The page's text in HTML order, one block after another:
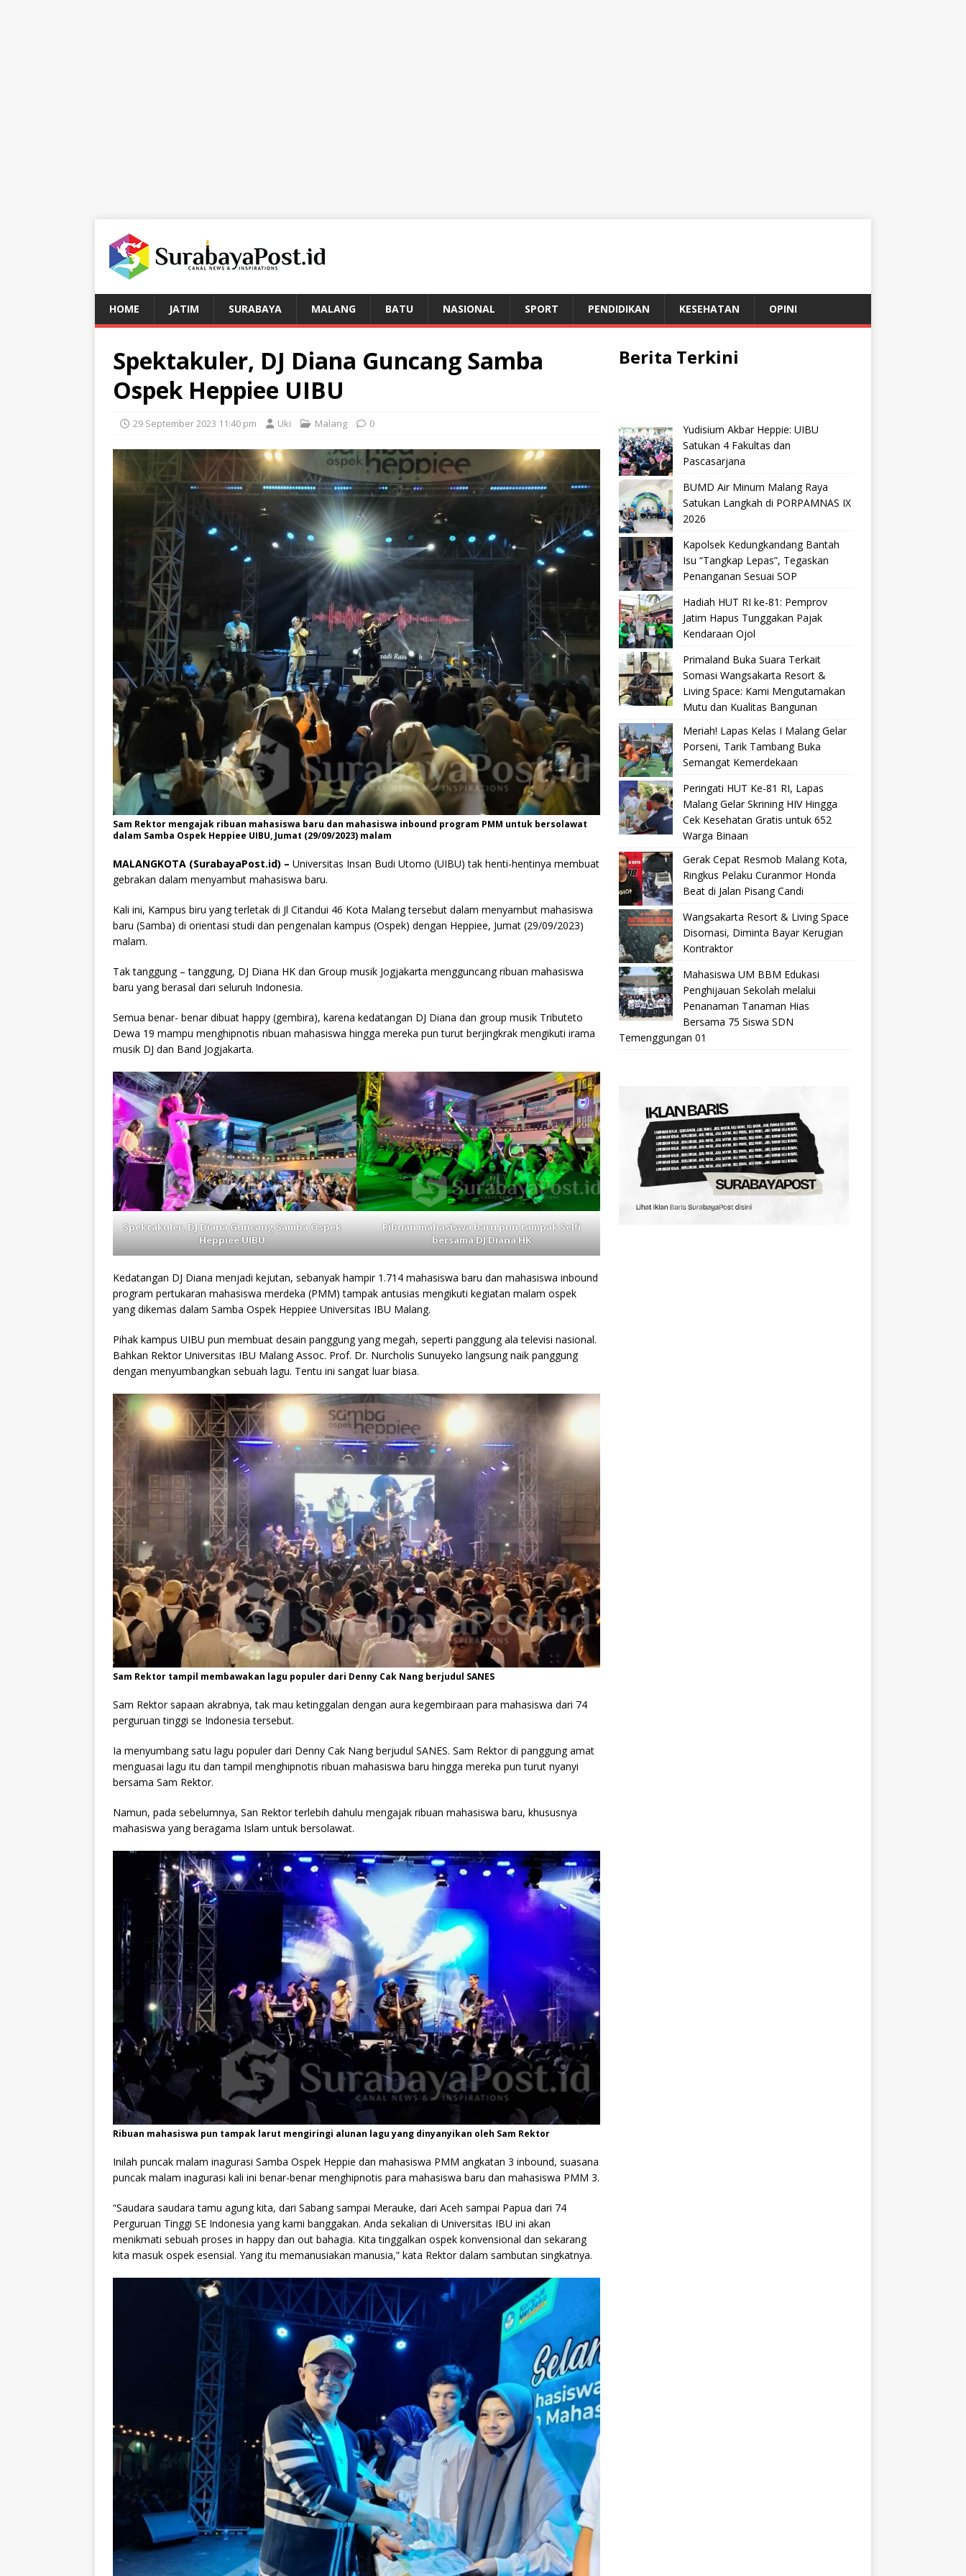
HOME JATIM SURABAYA MALANG BATU NASIONAL SPORT PENDIDIKAN KESEHATAN OPINI
Spektakuler, DJ Diana Guncang Samba
Ospek Heppiee UIBU
29 September 2023 11:40 pm Uki Malang 0
Sam Rektor mengajak ribuan mahasiswa baru dan mahasiswa inbound program PMM untuk bersolawat
dalam Samba Ospek Heppiee UIBU, Jumat (29/09/2023) malam
MALANGKOTA (SurabayaPost.id) – Universitas Insan Budi Utomo (UIBU) tak henti-hentinya membuat
gebrakan dalam menyambut mahasiswa baru.
Kali ini, Kampus biru yang terletak di Jl Citandui 46 Kota Malang tersebut dalam menyambut mahasiswa
baru (Samba) di orientasi studi dan pengenalan kampus (Ospek) dengan Heppiee, Jumat (29/09/2023)
malam.
Tak tanggung – tanggung, DJ Diana HK dan Group musik Jogjakarta mengguncang ribuan mahasiswa
baru yang berasal dari seluruh Indonesia.
Semua benar- benar dibuat happy (gembira), karena kedatangan DJ Diana dan group musik Tributeto
Dewa 19 mampu menghipnotis ribuan mahasiswa hingga mereka pun turut berjingkrak mengikuti irama
musik DJ dan Band Jogjakarta.
Spektakuler, DJ Diana Guncang Samba Ospek
Heppiee UIBU
Ribuan mahasiswa baru pun tampak Selfi
bersama DJ Diana HK
Kedatangan DJ Diana menjadi kejutan, sebanyak hampir 1.714 mahasiswa baru dan mahasiswa inbound
program pertukaran mahasiswa merdeka (PMM) tampak antusias mengikuti kegiatan malam ospek
yang dikemas dalam Samba Ospek Heppiee Universitas IBU Malang.
Pihak kampus UIBU pun membuat desain panggung yang megah, seperti panggung ala televisi nasional.
Bahkan Rektor Universitas IBU Malang Assoc. Prof. Dr. Nurcholis Sunuyeko langsung naik panggung
dengan menyumbangkan sebuah lagu. Tentu ini sangat luar biasa.
Sam Rektor tampil membawakan lagu populer dari Denny Cak Nang berjudul SANES
Sam Rektor sapaan akrabnya, tak mau ketinggalan dengan aura kegembiraan para mahasiswa dari 74
perguruan tinggi se Indonesia tersebut.
Ia menyumbang satu lagu populer dari Denny Cak Nang berjudul SANES. Sam Rektor di panggung amat
menguasai lagu itu dan tampil menghipnotis ribuan mahasiswa baru hingga mereka pun turut nyanyi
bersama Sam Rektor.
Namun, pada sebelumnya, San Rektor terlebih dahulu mengajak ribuan mahasiswa baru, khususnya
mahasiswa yang beragama Islam untuk bersolawat.
Ribuan mahasiswa pun tampak larut mengiringi alunan lagu yang dinyanyikan oleh Sam Rektor
Inilah puncak malam inagurasi Samba Ospek Heppie dan mahasiswa PMM angkatan 3 inbound, suasana
puncak malam inagurasi kali ini benar-benar menghipnotis para mahasiswa baru dan mahasiswa PMM 3.
“Saudara saudara tamu agung kita, dari Sabang sampai Merauke, dari Aceh sampai Papua dari 74
Perguruan Tinggi SE Indonesia yang kami banggakan. Anda sekalian di Universitas IBU ini akan
menikmati sebuah proses in happy dan out bahagia. Kita tinggalkan ospek konvensional dan sekarang
kita masuk ospek esensial. Yang itu memanusiakan manusia,” kata Rektor dalam sambutan singkatnya.
Berita Terkini
Yudisium Akbar Heppie: UIBU
Satukan 4 Fakultas dan
Pascasarjana
BUMD Air Minum Malang Raya
Satukan Langkah di PORPAMNAS IX
2026
Kapolsek Kedungkandang Bantah
Isu “Tangkap Lepas”, Tegaskan
Penanganan Sesuai SOP
Hadiah HUT RI ke-81: Pemprov
Jatim Hapus Tunggakan Pajak
Kendaraan Ojol
Primaland Buka Suara Terkait
Somasi Wangsakarta Resort &
Living Space: Kami Mengutamakan
Mutu dan Kualitas Bangunan
Meriah! Lapas Kelas I Malang Gelar
Porseni, Tarik Tambang Buka
Semangat Kemerdekaan
Peringati HUT Ke-81 RI, Lapas
Malang Gelar Skrining HIV Hingga
Cek Kesehatan Gratis untuk 652
Warga Binaan
Gerak Cepat Resmob Malang Kota,
Ringkus Pelaku Curanmor Honda
Beat di Jalan Pisang Candi
Wangsakarta Resort & Living Space
Disomasi, Diminta Bayar Kerugian
Kontraktor
Mahasiswa UM BBM Edukasi
Penghijauan Sekolah melalui
Penanaman Tanaman Hias
Bersama 75 Siswa SDN
Temenggungan 01